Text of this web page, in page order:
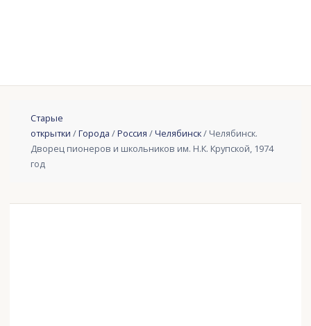
Старые
открытки /Города /Россия /Челябинск/ Челябинск.
Дворец пионеров и школьников им. Н.К. Крупской, 1974
год